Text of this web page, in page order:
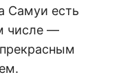
Самуи есть
числе —